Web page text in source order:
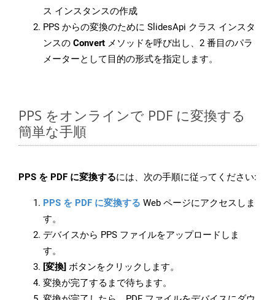
ス インスタンスの作成
PPS からの変換のために SlidesApi クラス インスタ
ンスの Convert メソッドを呼び出し、2 番目のパラ
メーターとして目的の形式を指定します。
PPS をオンラインで PDF に変換する
簡単な手順
PPS を PDF に変換するには、次の手順に従ってください:
PPS を PDF に変換する Web ページにアクセスしま
す。
デバイスから PPS ファイルをアップロードしま
す。
[変換] ボタンをクリックします。
変換が完了するまで待ちます。